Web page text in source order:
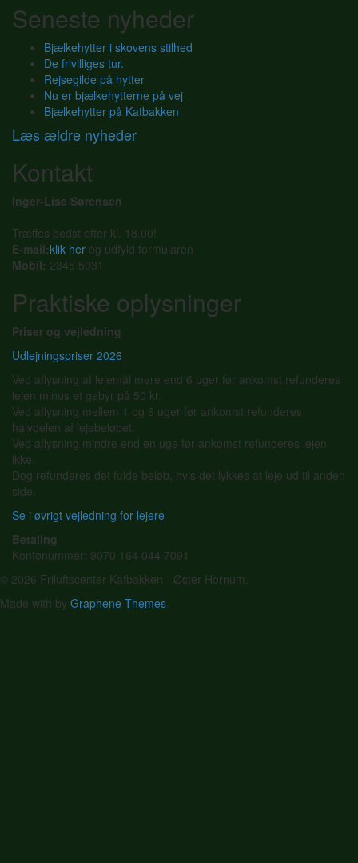
Seneste nyheder
Bjælkehytter i skovens stilhed
De frivilliges tur.
Rejsegilde på hytter
Nu er bjælkehytterne på vej
Bjælkehytter på Katbakken
Læs ældre nyheder
Kontakt
Inger-Lise Sørensen
Træffes bedst efter kl. 18.00!
E-mail:klik her og udfyld formularen
Mobil: 2345 5031
Praktiske oplysninger
Priser og vejledning
Udlejningspriser 2026
Ved aflysning af lejemål mere end 6 uger før ankomst refunderes
lejen minus et gebyr på 50 kr.
Ved aflysning mellem 1 og 6 uger før ankomst refunderes
halvdelen af lejebeløbet.
Ved aflysning mindre end en uge før ankomst refunderes lejen
ikke.
Dog refunderes det fulde beløb, hvis det lykkes at leje ud til anden
side.
Se i øvrigt vejledning for lejere
Betaling
Kontonummer: 9070 164 044 7091
© 2026 Friluftscenter Katbakken - Øster Hornum.
Made with by Graphene Themes.